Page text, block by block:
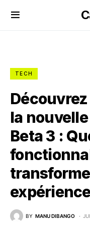
TECH
la nouvelle
Beta 3 :
BY MANU DIBANGO